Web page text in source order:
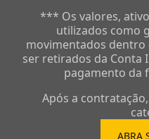
*** Os valores,
utilizados como
movimentados dentro
ser retirados da Conta
pagamento da
Após a
ABRA